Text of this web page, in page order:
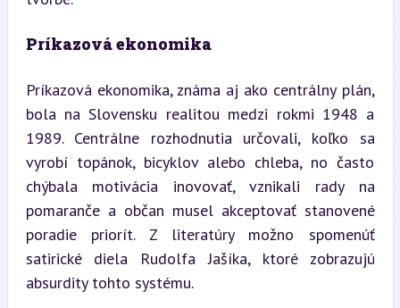
Príkazová ekonomika
Príkazová ekonomika, známa aj ako centrálny plán,
bola na Slovensku realitou medzi rokmi 1948 a
1989. Centrálne rozhodnutia určovali, koľko sa
vyrobí topánok, bicyklov alebo chleba, no často
chýbala motivácia inovovať, vznikali rady na
pomaranče a občan musel akceptovať stanovené
poradie priorít. Z literatúry možno spomenúť
satirické diela Rudolfa Jašíka, ktoré zobrazujú
absurdity tohto systému.